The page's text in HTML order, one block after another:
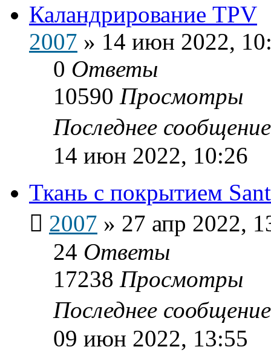
Каландрирование TPV
2007 » 14 июн 2022,
0 Ответы
10590 Просмотры
Последнее
14 июн 2022, 10:26
Ткань с покрытием
2007 » 27 апр 2022,
24 Ответы
17238 Просмотры
Последнее
09 июн 2022, 13:55